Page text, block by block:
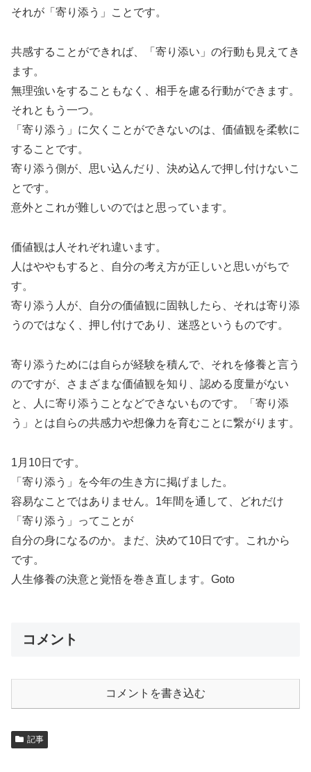
それが「寄り添う」ことです。
共感することができれば、「寄り添い」の行動も見えてき
ます。
無理強いをすることもなく、相手を慮る行動ができます。
それともう一つ。
「寄り添う」に欠くことができないのは、価値観を柔軟に
することです。
寄り添う側が、思い込んだり、決め込んで押し付けないこ
とです。
意外とこれが難しいのではと思っています。
価値観は人それぞれ違います。
人はややもすると、自分の考え方が正しいと思いがちで
す。
寄り添う人が、自分の価値観に固執したら、それは寄り添
うのではなく、押し付けであり、迷惑というものです。
寄り添うためには自らが経験を積んで、それを修養と言う
のですが、さまざまな価値観を知り、認める度量がない
と、人に寄り添うことなどできないものです。「寄り添
う」とは自らの共感力や想像力を育むことに繋がります。
1月10日です。
「寄り添う」を今年の生き方に掲げました。
容易なことではありません。1年間を通して、どれだけ
「寄り添う」ってことが
自分の身になるのか。まだ、決めて10日です。これから
です。
人生修養の決意と覚悟を巻き直します。Goto
コメント
コメントを書き込む
記事